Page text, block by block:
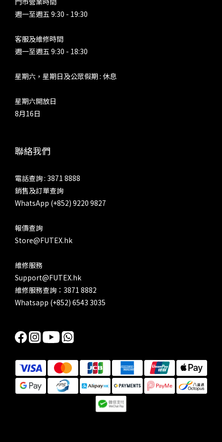
週一至週五 9:30 - 19:30
客服及維修時間
週一至週五 9:30 - 18:30
星期六，星期日及公眾假期 : 休息
星期六開放日
8月16日
聯絡我們
電話查詢 : 3871 8888
銷售及訂單查詢
WhatsApp (+852) 9220 9827
報價查詢
Store@FUTEX.hk
維修服務
Support@FUTEX.hk
維修服務查詢：3871 8882
Whatsapp (+852) 6543 3035